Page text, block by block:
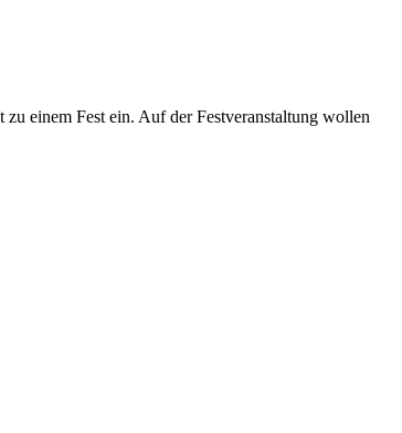
einem Fest ein. Auf der Festveranstaltung wollen